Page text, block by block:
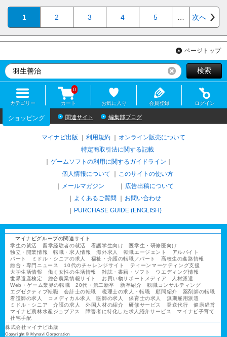
1 2 3 4 5 次へ
ページトップ
リセット検索
カテゴリー カート
0
お気に入り 会員登録 ログイン
ショッピング 関連サイト 編集部ブログ
マイナビ出版 利用規約
オンライン販売について
特定商取引法に関する記載
ゲームソフトの利用に関するガイドライン
個人情報について
このサイトの使い方
メールマガジン
広告出稿について
よくあるご質問
お問い合わせ
PURCHASE GUIDE (ENGLISH)
マイナビグループの関連サイト
学生の就活
留学経験者の就活 看護学生向け
医学生・研修医向け
独立・開業情報
転職・求人情報 海外求人 転職エージェント
アルバイト
パート
ミドル・シニアの求人 福祉・介護の転職／パート
高校生の進路情報
総合・専門ニュース
10代のチャレンジサイト
ティーンマーケティング支援
大学生活情報
働く女性の生活情報 雑誌・書籍・ソフト
ウエディング情報
世界遺産検定
総合農業情報サイト お買い物サポートメディア
人材派遣
Web・ゲーム業界の転職
20代・第二新卒 新卒紹介
転職コンサルティング
エグゼクティブ転職
会計士の転職 税理士の求人・転職 顧問紹介
薬剤師の転職
看護師の求人
コメディカル求人 医師の求人 保育士の求人
無期雇用派遣
ミドル・シニア
介護の求人 外国人材の紹介 研修サービス 発送代行
健康経営
マイナビ農林水産ジョブアス
障害者に特化した求人紹介サービス
マイナビ子育て
社宅手配
株式会社マイナビ出版
Copyright © Mynavi Corporation